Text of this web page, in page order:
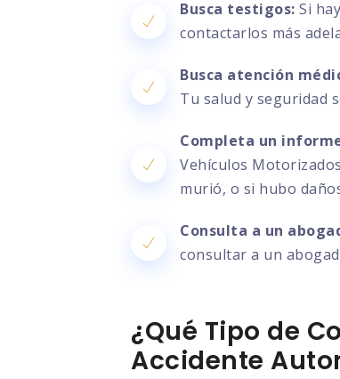
Busca testigos: Si
contactarlos más
Busca atención
Tu salud y seguridad
Completa un
Vehículos
murió, o si hubo
Consulta a un
consultar a un
¿Qué Tipo de
Accidente